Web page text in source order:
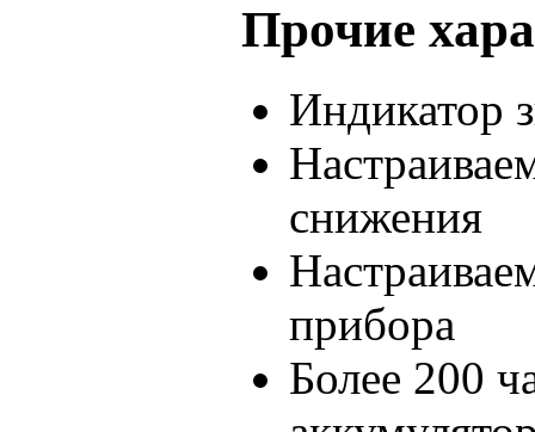
Прочие
Индикатор
снижения
прибора
Более 200